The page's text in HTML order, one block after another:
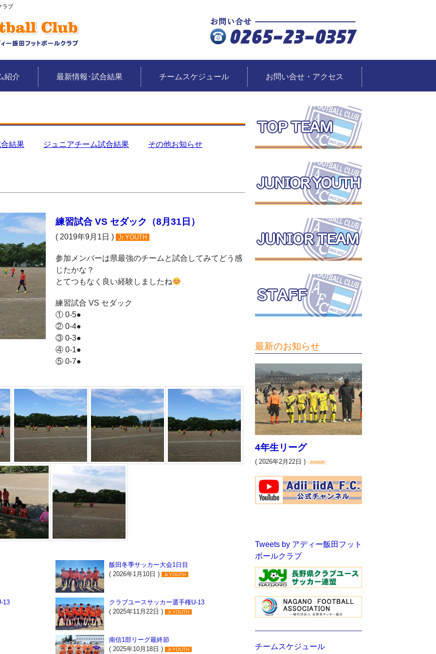
ラブ
紹介 最新情報･試合結果 チームスケジュール お問い合せ・アクセス
結果 ジュニアチーム試合結果 その他お知らせ
練習試合 VS セダック（8月31日）
( 2019年9月1日 ) Jr.YOUTH
参加メンバーは県最強のチームと試合してみてどう感
じたかな？
とてつもなく良い経験しましたね
練習試合 VS セダック
① 0-5●
② 0-4●
③ 0-3●
④ 0-1●
⑤ 0-7●
飯田冬季サッカー大会1日目
( 2026年1月10日 )
Jr.YOUTH
13
クラブユースサッカー選手権U-13
( 2025年11月22日 )
Jr.YOUTH
南信1部リーグ最終節
( 2025年10月18日 )
Jr.YOUTH
最新のお知らせ
4年生リーグ
( 2026年2月22日 ) JUNIOR
Tweets by アディー飯田フット
ボールクラブ
チームスケジュール